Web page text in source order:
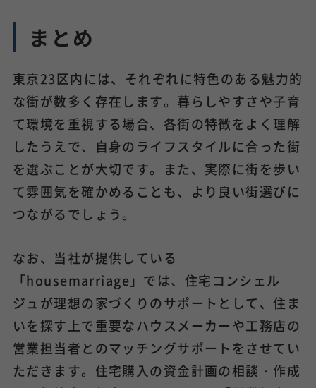
まとめ
東京23区内には、それぞれに特色のある魅力的
な街が数多く存在します。暮らしやすさや子育
て環境を重視する場合、各街の特徴をよく理解
したうえで、自身のライフスタイルに合った街
を選ぶことが大切です。また、実際に街を歩い
て雰囲気を確かめることも、より良い街選びに
つながるでしょう。
なお、当社が提供している
「housemarriage」では、住宅コンシェル
ジュが理想の家づくりのサポートとして、住ま
いを探す上で重要なハウスメーカーや工務店の
営業担当者とのマッチングサポートをさせてい
ただきます。住宅購入の資金計画の相談・作成